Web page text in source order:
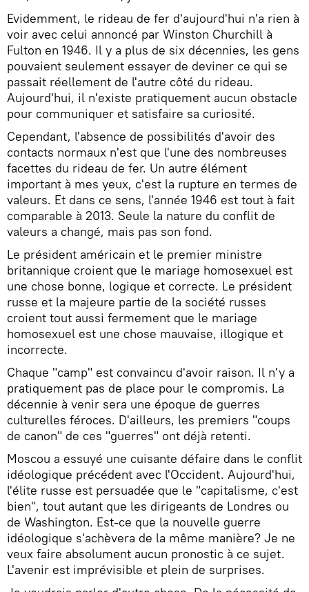
Evidemment, le rideau de fer d'aujourd'hui n'a rien à
voir avec celui annoncé par Winston Churchill à
Fulton en 1946. Il y a plus de six décennies, les gens
pouvaient seulement essayer de deviner ce qui se
passait réellement de l'autre côté du rideau.
Aujourd'hui, il n'existe pratiquement aucun obstacle
pour communiquer et satisfaire sa curiosité.
Cependant, l'absence de possibilités d'avoir des
contacts normaux n'est que l'une des nombreuses
facettes du rideau de fer. Un autre élément
important à mes yeux, c'est la rupture en termes de
valeurs. Et dans ce sens, l'année 1946 est tout à fait
comparable à 2013. Seule la nature du conflit de
valeurs a changé, mais pas son fond.
Le président américain et le premier ministre
britannique croient que le mariage homosexuel est
une chose bonne, logique et correcte. Le président
russe et la majeure partie de la société russes
croient tout aussi fermement que le mariage
homosexuel est une chose mauvaise, illogique et
incorrecte.
Chaque "camp" est convaincu d'avoir raison. Il n'y a
pratiquement pas de place pour le compromis. La
décennie à venir sera une époque de guerres
culturelles féroces. D'ailleurs, les premiers "coups
de canon" de ces "guerres" ont déjà retenti.
Moscou a essuyé une cuisante défaire dans le conflit
idéologique précédent avec l'Occident. Aujourd'hui,
l'élite russe est persuadée que le "capitalisme, c'est
bien", tout autant que les dirigeants de Londres ou
de Washington. Est-ce que la nouvelle guerre
idéologique s'achèvera de la même manière? Je ne
veux faire absolument aucun pronostic à ce sujet.
L'avenir est imprévisible et plein de surprises.